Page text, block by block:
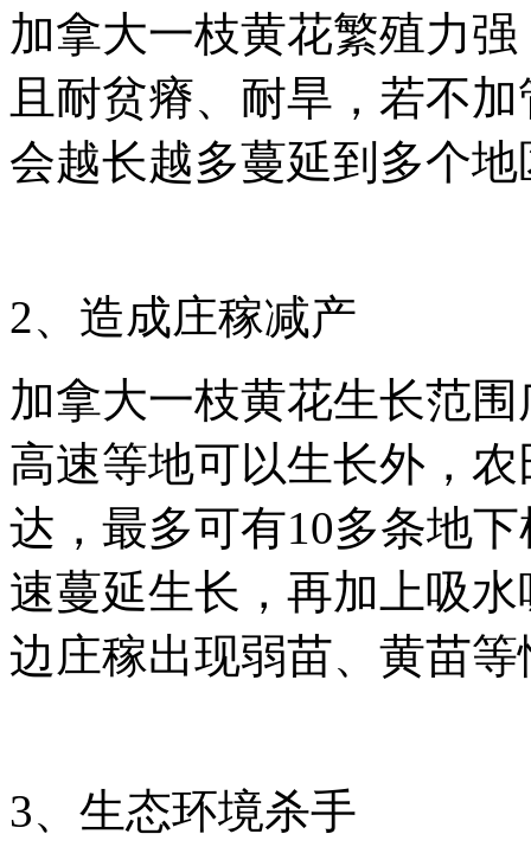
加拿大一枝黄花繁殖力
且耐贫瘠、耐旱，若不
会越长越多蔓延到多个地
2、造成庄稼减产
加拿大一枝黄花生长范
高速等地可以生长外，
达，最多可有10多条地
速蔓延生长，再加上吸
边庄稼出现弱苗、黄苗
3、生态环境杀手